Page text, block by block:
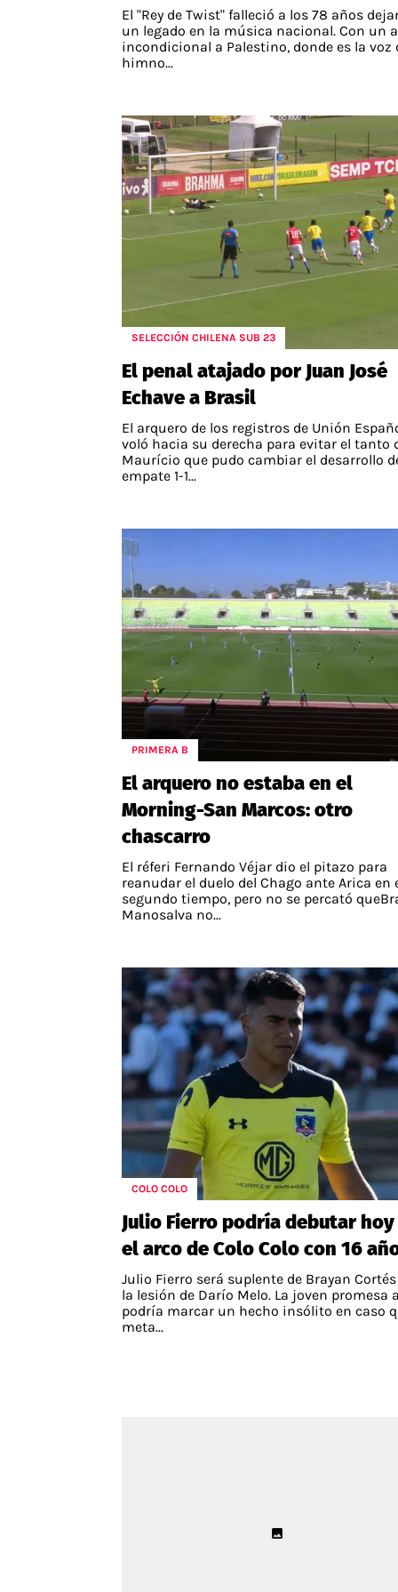
El "Rey de Twist" falleció a los 78 años
un legado en la música nacional. Con un
incondicional a Palestino, donde es la voz
himno...
SELECCIÓN CHILENA SUB 23
El penal atajado por Juan José
Echave a Brasil
El arquero de los registros de Unión
voló hacia su derecha para evitar el tanto
Maurício que pudo cambiar el desarrollo
empate 1-1...
PRIMERA B
El arquero no estaba en el
Morning-San Marcos: otro
chascarro
El réferi Fernando Véjar dio el pitazo para
reanudar el duelo del Chago ante Arica en
segundo tiempo, pero no se percató
Manosalva no...
COLO COLO
Julio Fierro podría debutar hoy
el arco de Colo Colo con 16
Julio Fierro será suplente de Brayan
la lesión de Darío Melo. La joven promesa
podría marcar un hecho insólito en caso
meta...